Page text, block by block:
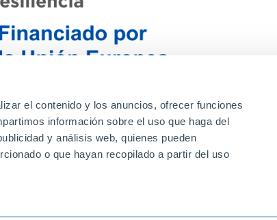
el contenido y los anuncios, ofrecer funciones
información sobre el uso que haga del
y análisis web, quienes pueden
o que hayan recopilado a partir del uso
Envia tu CV
Proveedores